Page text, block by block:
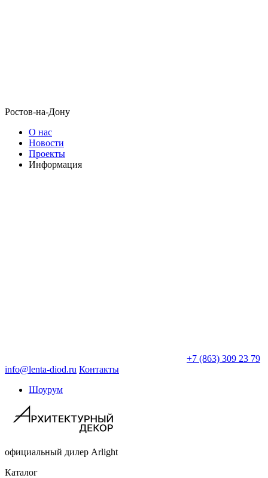
Ростов-на-Дону
О нас
Новости
Проекты
Информация
+7 (863) 309 23 79
info@lenta-diod.ru Контакты
Шоурум
официальный дилер Arlight
Каталог